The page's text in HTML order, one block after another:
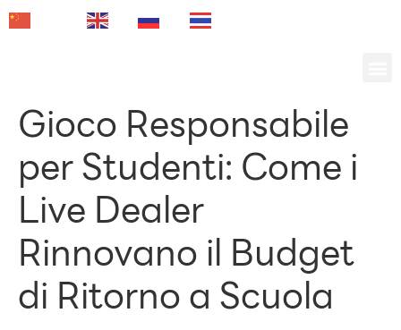
Gioco Responsabile
per Studenti: Come i
Live Dealer
Rinnovano il Budget
di Ritorno a Scuola